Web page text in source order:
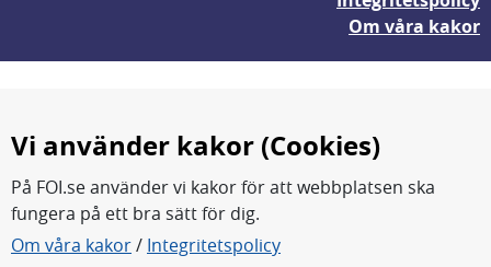
Om våra kakor
FOI forskar för en säkrare värld.
FOI:s kärnverksamhet är forskning, metod- och
Vi använder kakor (Cookies)
På FOI.se använder vi kakor för att webbplatsen ska
fungera på ett bra sätt för dig.
Om våra kakor/ Integritetspolicy